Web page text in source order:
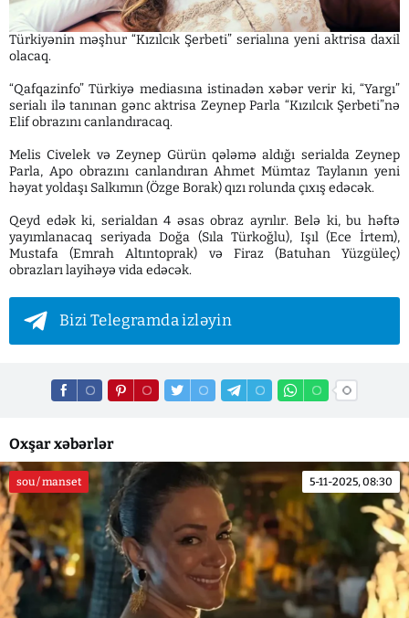
Türkiyənin məşhur “Kızılcık Şerbeti” serialına yeni aktrisa daxil
olacaq.
“Qafqazinfo” Türkiyə mediasına istinadən xəbər verir ki, “Yargı”
serialı ilə tanınan gənc aktrisa Zeynep Parla “Kızılcık Şerbeti”nə
Elif obrazını canlandıracaq.
Melis Civelek və Zeynep Gürün qələmə aldığı serialda Zeynep
Parla, Apo obrazını canlandıran Ahmet Mümtaz Taylanın yeni
həyat yoldaşı Salkımın (Özge Borak) qızı rolunda çıxış edəcək.
Qeyd edək ki, serialdan 4 əsas obraz ayrılır. Belə ki, bu həftə
yayımlanacaq seriyada Doğa (Sıla Türkoğlu), Işıl (Ece İrtem),
Mustafa (Emrah Altıntoprak) və Firaz (Batuhan Yüzgüleç)
obrazları layihəyə vida edəcək.
Bizi Telegramda izləyin
Oxşar xəbərlər
sou / manset 5-11-2025, 08:30